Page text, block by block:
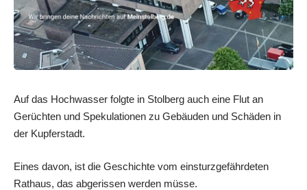
Auf das Hochwasser folgte in Stolberg auch eine Flut an
Gerüchten und Spekulationen zu Gebäuden und Schäden in
der Kupferstadt.
Eines davon, ist die Geschichte vom einsturzgefährdeten
Rathaus, das abgerissen werden müsse.